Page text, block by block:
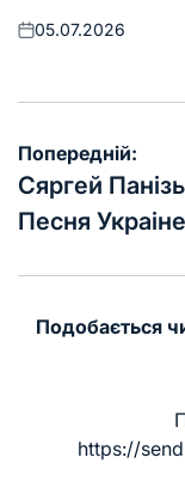
Оприлюднено
05.07.2026
Навігація
записів
Попередній:
Сяргей
Песня Украіне
Подобається
https://